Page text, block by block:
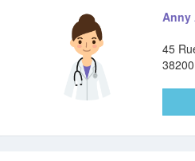
Anny
45